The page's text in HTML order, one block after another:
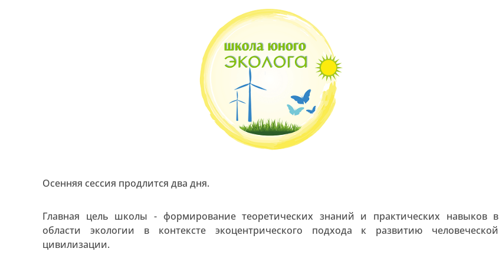
Осенняя сессия продлится два дня.
Главная цель школы - формирование теоретических знаний и практических навыков в
области экологии в контексте экоцентрического подхода к развитию человеческой
цивилизации.